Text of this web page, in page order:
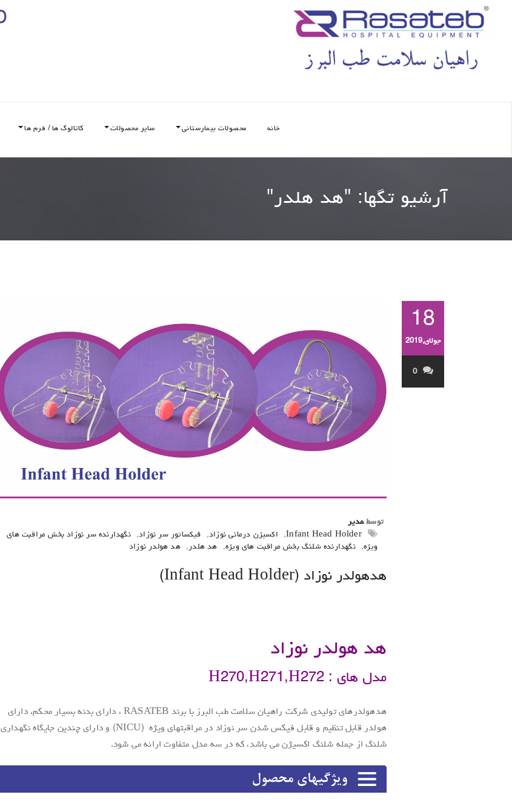
خانه محصولات بیمارستانی سایر محصولات کاتالوگ ها / فرم ها
آرشیو تگها: "هد هلدر"
18
جولای,2019
0
توسط مدیر
Infant Head Holder
, اکسیژن درمانی نوزاد, فیکساتور سر نوزاد,
نگهدارنده سر نوزاد بخش مراقبت های
ویژه, نگهدارنده شلنگ بخش مراقبت های ویژه, هد هلدر , هد هولدر نوزاد
هدهولدر نوزاد (Infant Head Holder)
هد هولدر نوزاد
مدل های : H270,H271,H272
هدهولدرهای تولیدی شرکت راهیان سلامت طب البرز با برند RASATEB ، دارای بدنه بسیار محکم، دارای
هولدر قابل تنظیم و قابل فیکس شدن سر نوزاد در مراقبتهای ویژه (NICU) و دارای چندین جایگاه نگهداری
شلنگ از جمله شلنگ اکسیژن می باشد، که در سه مدل متفاوت ارائه می شود.